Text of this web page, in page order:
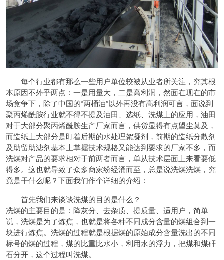
每个行业都有那么一些用户单位较被从业者所关注，究其根
本原因不外乎两点：一是用量大，二是高利润，然面在现在的市
场竞争下，除了中国的“两桶油”以外再没有高利润可言，面说到
聚丙烯酰胺行业就不得不提及油田、选纸、洗煤上的应用，油田
对于大部分聚丙烯酰胺生产厂家而言，供货显得有点望尘莫及，
而造纸上大部分是盯着后期的水处理絮凝剂，前期的造纸分散剂
及助留助滤剂基本上掌握技术规格又能达到要求的厂家不多，而
洗煤对产品的要求相对于前两者而言，单从技术层面上来看要低
得多。这也就导致了众多商家纷经涌而至，总是说洗煤洗煤，究
竟是干什么呢？下面我们作个详细的介绍：
首先我们来谈谈洗煤的目的是什么？
冼煤的主要目的是：降灰分、去杂质、提质量、适用户，简单
说，洗煤是为了炼焦，也就是将各种不同成分含量的煤组合到一
块进行炼焦。洗煤的过程就是根据煤的原始成分含量洗出的不同
标号的煤的过程，煤的比重比水小，利用水的浮力，把煤和煤矸
石分开，这个过程叫洗煤。